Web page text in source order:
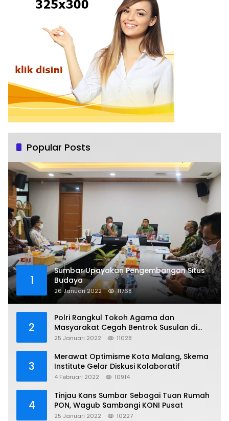
Popular Posts
1
Sumbar Upayakan Pengembangan Situs
Budaya
26 Januari 2022 11768
2
Polri Rangkul Tokoh Agama dan
Masyarakat Cegah Bentrok Susulan di
Sorong
25 Januari 2022 11028
3
Merawat Optimisme Kota Malang, Skema
Institute Gelar Diskusi Kolaboratif
4 Februari 2022 10914
4
Tinjau Kans Sumbar Sebagai Tuan Rumah
PON, Wagub Sambangi KONI Pusat
25 Januari 2022 10227